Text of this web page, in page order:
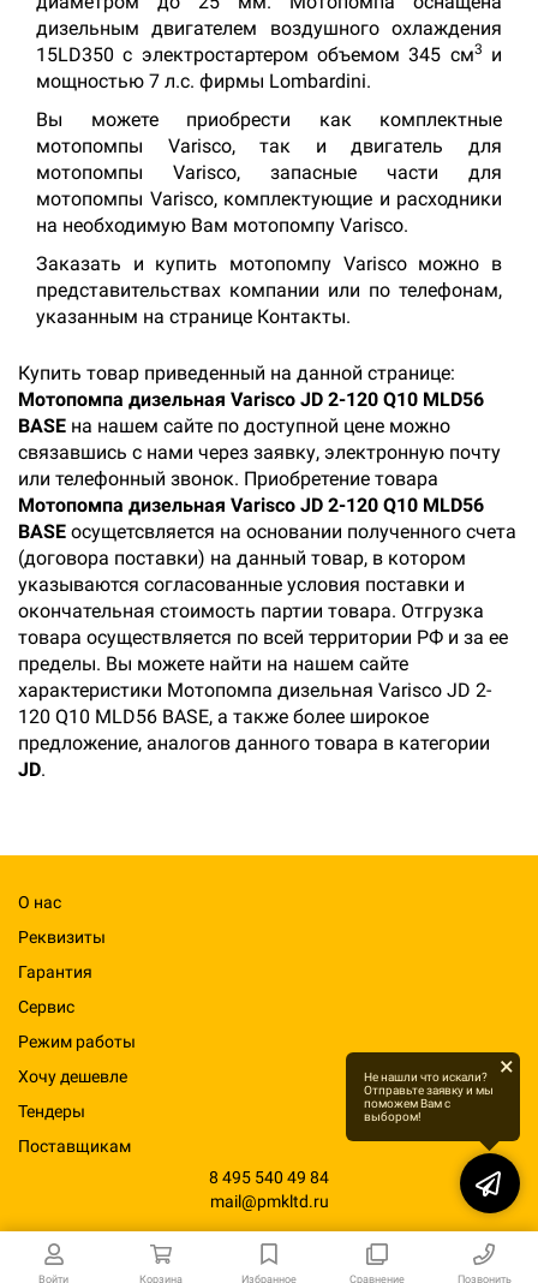
Войти Корзина Избранное Сравнение Позвонить
дизельным двигателем воздушного охлаждения
15LD350 с электростартером объемом 345 см3
и
мощностью 7 л.с. фирмы Lombardini.
Вы можете приобрести как комплектные
мотопомпы Varisco, так и двигатель для
мотопомпы Varisco, запасные части для
мотопомпы Varisco, комплектующие и расходники
на необходимую Вам мотопомпу Varisco.
Заказать и купить мотопомпу Varisco можно в
представительствах компании или по телефонам,
указанным на странице Контакты.
Купить товар приведенный на данной странице:
Мотопомпа дизельная Varisco JD 2-120 Q10 MLD56
BASE на нашем сайте по доступной цене можно
связавшись с нами через заявку, электронную почту
или телефонный звонок. Приобретение товара
Мотопомпа дизельная Varisco JD 2-120 Q10 MLD56
BASE осущетсвляется на основании полученного счета
(договора поставки) на данный товар, в котором
указываются согласованные условия поставки и
окончательная стоимость партии товара. Отгрузка
товара осуществляется по всей территории РФ и за ее
пределы. Вы можете найти на нашем сайте
характеристики Мотопомпа дизельная Varisco JD 2-
120 Q10 MLD56 BASE, а также более широкое
предложение, аналогов данного товара в категории
JD.
О нас
Реквизиты
Гарантия
Сервис
Режим работы
Хочу дешевле
Тендеры
Поставщикам
8 495 540 49 84
mail@pmkltd.ru
Не нашли что искали?
Отправьте заявку и мы
поможем Вам с
выбором!
×